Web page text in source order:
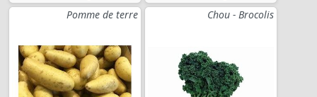
Pomme de terre
Chou - Brocolis